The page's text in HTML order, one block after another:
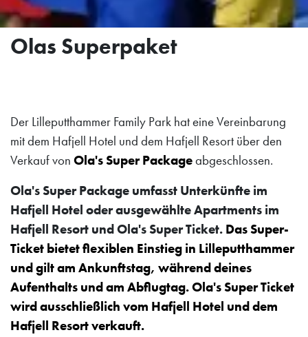
Olas Superpaket
Der Lilleputthammer Family Park hat eine Vereinbarung
mit dem Hafjell Hotel und dem Hafjell Resort über den
Verkauf von Ola's Super Packageabgeschlossen.
Ola's Super Package umfasst Unterkünfte im
Hafjell Hotel oder ausgewählte Apartments im
Hafjell Resort und Ola's Super Ticket. Das Super-
Ticket bietet flexiblen Einstieg in Lilleputthammer
und gilt am Ankunftstag, während deines
Aufenthalts und am Abflugtag. Ola's Super Ticket
wird ausschließlich vom Hafjell Hotel unddem
Hafjell Resortverkauft.